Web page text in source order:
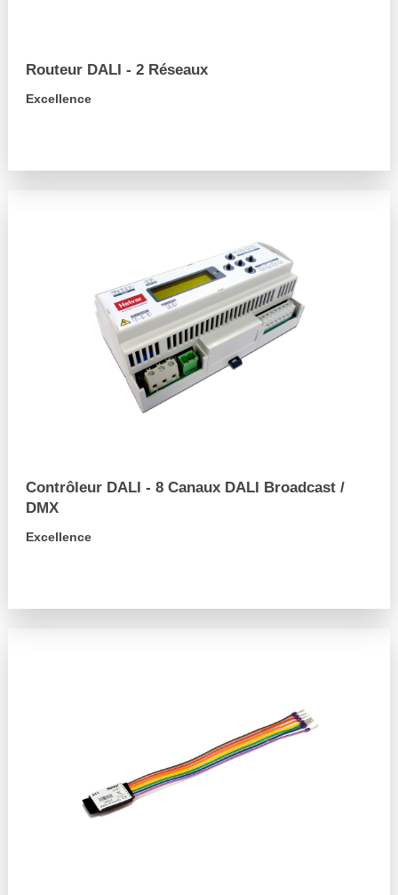
Routeur DALI - 2 Réseaux
Excellence
Contrôleur DALI - 8 Canaux DALI Broadcast /
DMX
Excellence